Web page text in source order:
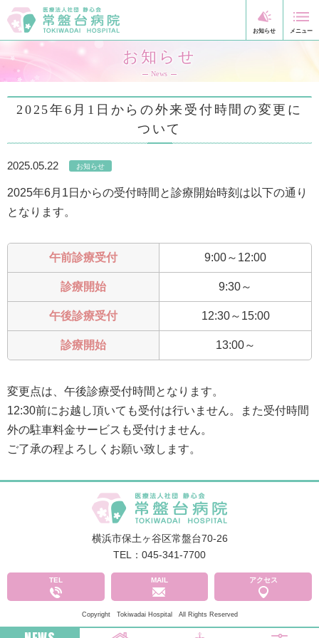
お知らせ
News
2025年6月1日からの外来受付時間の変更に
ついて
2025.05.22 お知らせ
2025年6月1日からの受付時間と診療開始時刻は以下の通り
となります。
午前診療受付 9:00～12:00
診療開始 9:30～
午後診療受付 12:30～15:00
診療開始 13:00～
変更点は、午後診療受付時間となります。
12:30前にお越し頂いても受付は行いません。また受付時間
外の駐車料金サービスも受付けません。
ご了承の程よろしくお願い致します。
横浜市保土ヶ谷区常盤台70-26
TEL：045-341-7700
TEL MAIL アクセス
Copyright Tokiwadai Hospital All Rights Reserved